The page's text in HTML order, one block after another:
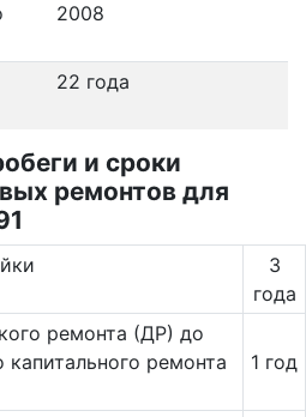
2008
22 года
и сроки
ремонтов для
3
года
ремонта (ДР) до
капитального ремонта
1 год